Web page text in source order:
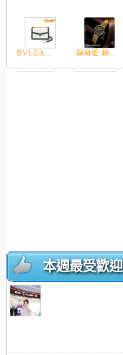
BVLGA... 頌母愛 經...
本週最受歡迎